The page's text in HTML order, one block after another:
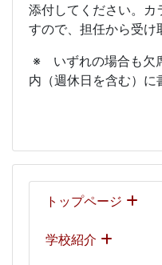
トップページ
学校紹介
添付してください。カ
すので、担任から受け
※ いずれの場合も欠
内（週休日を含む）に